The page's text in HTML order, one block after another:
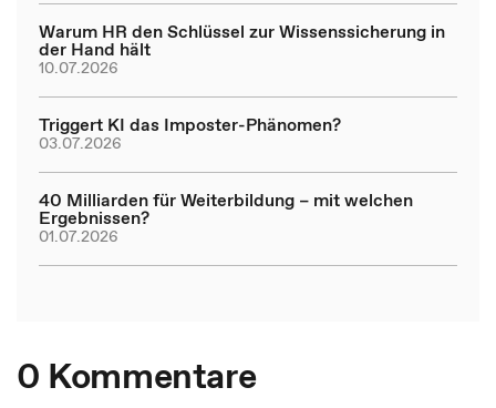
Warum HR den Schlüssel zur Wissenssicherung in
der Hand hält
10.07.2026
Triggert KI das Imposter-Phänomen?
03.07.2026
40 Milliarden für Weiterbildung – mit welchen
Ergebnissen?
01.07.2026
0 Kommentare